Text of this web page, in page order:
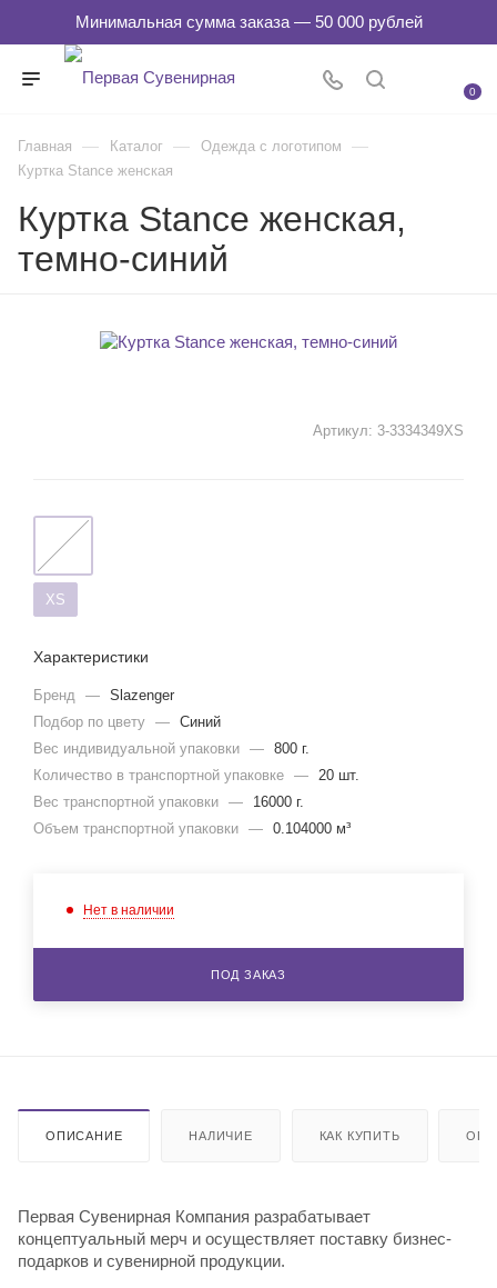
0
Главная — Каталог — Одежда с логотипом —
Куртка Stance женская
Куртка Stance женская,
темно-синий
Артикул: 3-3334349XS
XS
Характеристики
Бренд — Slazenger
Подбор по цвету — Синий
Вес индивидуальной упаковки — 800 г.
Количество в транспортной упаковке — 20 шт.
Вес транспортной упаковки —
16000 г.
Объем транспортной упаковки — 0.104000 м³
Нет в наличии
ПОД ЗАКАЗ
ОПИСАНИЕ НАЛИЧИЕ КАК КУПИТЬ
Первая Сувенирная Компания разрабатывает
концептуальный мерч и осуществляет поставку бизнес-
подарков и сувенирной продукции.